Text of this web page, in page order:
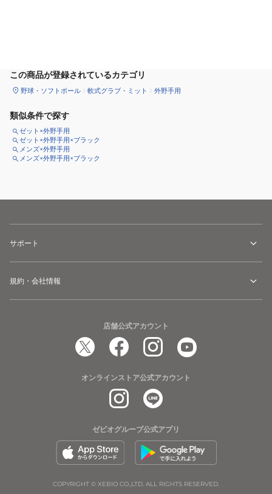
この商品が登録されているカテゴリ
野球・ソフトボール 軟式グラブ・ミット 外野手用
類似条件で探す
ゼット×外野手用
ゼット×外野手用×ブラック
メンズ×外野手用
メンズ×外野手用×ブラック
サポート
規約・会社情報
店舗公式アカウント
オンラインストア公式アカウント
ゼビオグループ公式アプリ
COPYRIGHT © XEBIO CO.,LTD. ALL RIGHTS RESERVED.